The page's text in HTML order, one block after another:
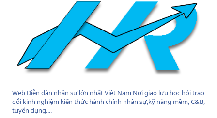
Web Diễn đàn nhân sự lớn nhất Việt Nam Nơi giao lưu học hỏi trao
đổi kinh nghiệm kiến thức hành chính nhân sự,kỹ năng mềm, C&B,
tuyển dụng....